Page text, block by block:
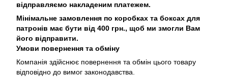
відправляємо накладеним платежем.
Мінімальне замовлення по коробках та боксах для
патронів має бути від 400 грн., щоб ми змогли Вам
його відправити.
Умови повернення та обміну
Компанія здійснює повернення та обмін цього товару
відповідно до вимог законодавства.